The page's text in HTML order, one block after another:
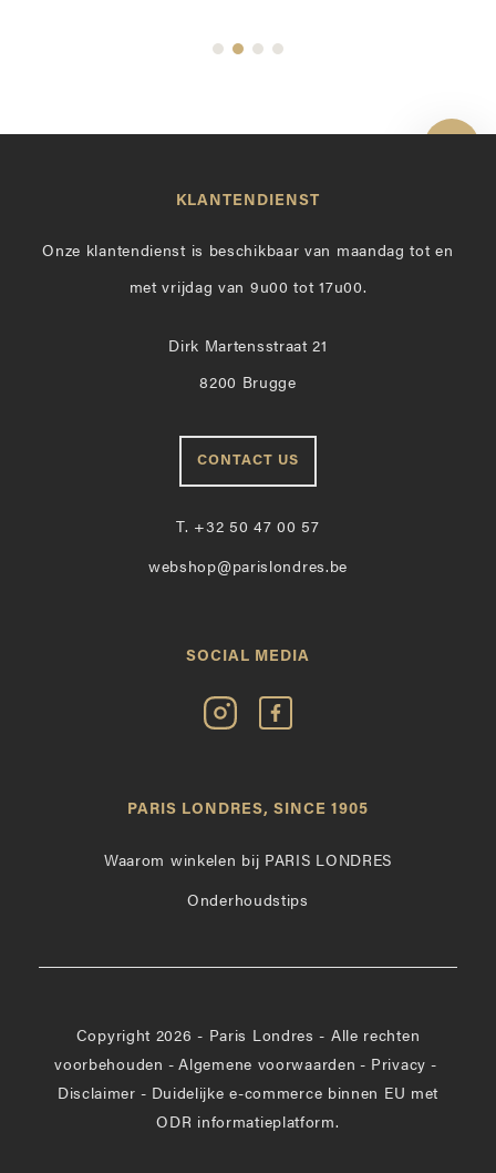
KLANTENDIENST
Onze klantendienst is beschikbaar van maandag tot en
met vrijdag van 9u00 tot 17u00.
Dirk Martensstraat 21
8200 Brugge
CONTACT US
T. +32 50 47 00 57
webshop@parislondres.be
SOCIAL MEDIA
Volg
Paris
Instagram
Vind
op
PARIS LONDRES, SINCE 1905
Waarom winkelen bij PARIS LONDRES
Onderhoudstips
Copyright 2026 - Paris Londres - Alle rechten
voorbehouden - Algemene voorwaarden - Privacy -
Disclaimer - Duidelijke e-commerce binnen EU met
ODR informatieplatform.